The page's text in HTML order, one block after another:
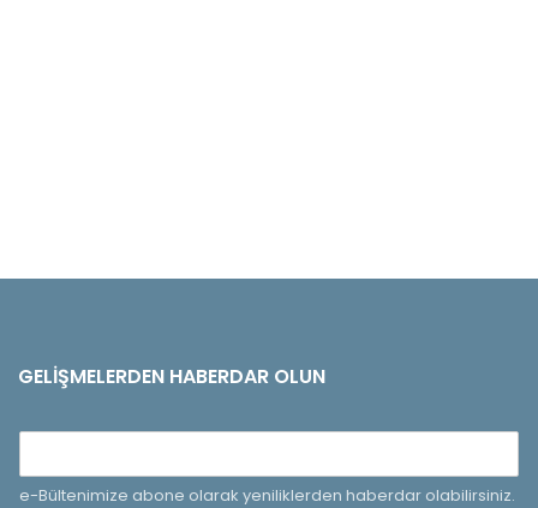
GELIŞMELERDEN HABERDAR OLUN
e-Bültenimize abone olarak yeniliklerden haberdar olabilirsiniz.